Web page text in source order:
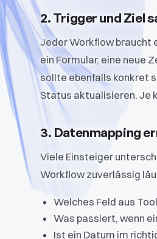
2. Trigger und Ziel
Jeder Workflow braucht
ein Formular, eine neue
sollte ebenfalls konkret
Status aktualisieren. Je
3. Datenmapping
Viele Einsteiger
Workflow zuverlässig
Welches Feld aus
Was passiert, wenn
Ist ein Datum im